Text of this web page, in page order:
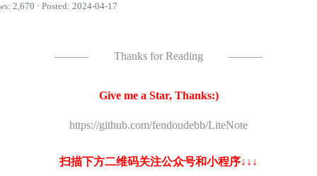
2,670 · Posted: 2024-04-17
——— Thanks for Reading ———
Give me a Star, Thanks:)
https://github.com/fendoudebb/LiteNote
扫描下方二维码关注公众号和小程序↓↓↓